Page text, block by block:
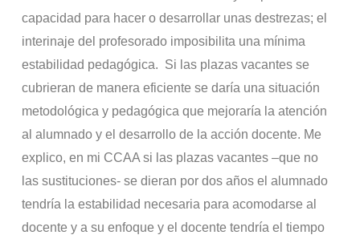
capacidad para hacer o desarrollar unas destrezas; el
interinaje del profesorado imposibilita una mínima
estabilidad pedagógica. Si las plazas vacantes se
cubrieran de manera eficiente se daría una situación
metodológica y pedagógica que mejoraría la atención
al alumnado y el desarrollo de la acción docente. Me
explico, en mi CCAA si las plazas vacantes –que no
las sustituciones- se dieran por dos años el alumnado
tendría la estabilidad necesaria para acomodarse al
docente y a su enfoque y el docente tendría el tiempo